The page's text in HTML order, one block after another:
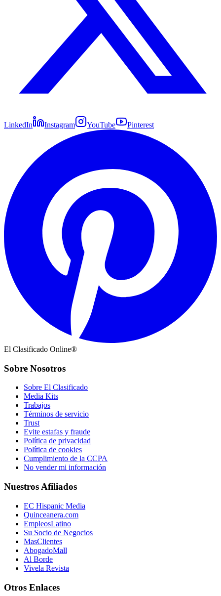
LinkedIn Instagram YouTube Pinterest
El Clasificado Online®
Sobre Nosotros
Sobre El Clasificado
Media Kits
Trabajos
Términos de servicio
Trust
Evite estafas y fraude
Política de privacidad
Política de cookies
Cumplimiento de la CCPA
No vender mi información
Nuestros Afiliados
EC Hispanic Media
Quinceanera.com
EmpleosLatino
Su Socio de Negocios
MasClientes
AbogadoMall
Al Borde
Vivela Revista
Otros Enlaces